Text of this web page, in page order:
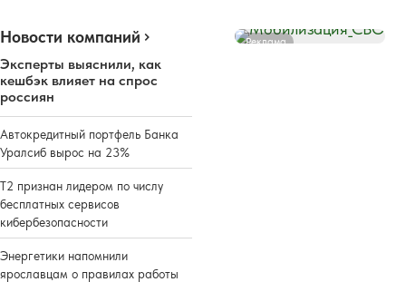
Новости компаний
Эксперты выяснили, как
кешбэк влияет на спрос
россиян
Автокредитный портфель Банка
Уралсиб вырос на 23%
Т2 признан лидером по числу
бесплатных сервисов
кибербезопасности
Энергетики напомнили
ярославцам о правилах работы
Реклама